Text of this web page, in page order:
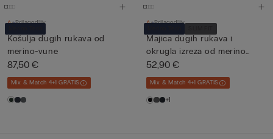
Prilagodljiv
Košulja dugih rukava od
merino-vune
87,50 €
Mix & Match 4+1 GRATIS
Prilagodljiv
Majica dugih rukava i
okrugla izreza od merino
vun...
52,90 €
Mix & Match 4+1 GRATIS
+1